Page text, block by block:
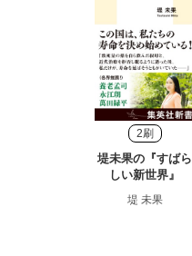
2刷
堤未果の『すばら
しい新世界』
堤 未果